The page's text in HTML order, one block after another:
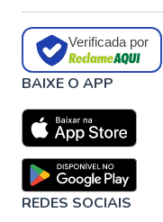
Verificada por
BAIXE O APP
REDES SOCIAIS